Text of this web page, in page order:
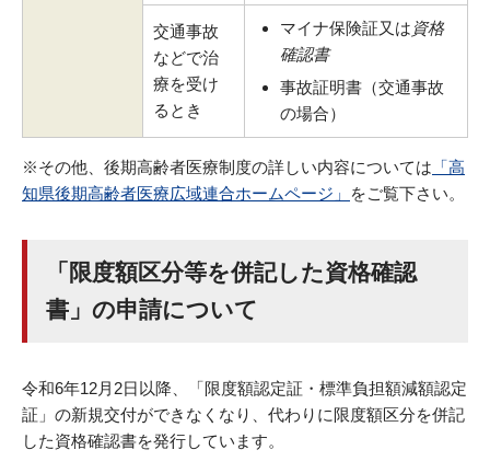
交通事故
などで治
療を受け
るとき
マイナ保険証又は 資格
確認書
事故証明書（交通事故
の場合）
※その他、後期高齢者医療制度の詳しい内容については 「高
知県後期高齢者医療広域連合ホームページ」
をご覧下さい。
「限度額区分等を併記した資格確認
書」の申請について
令和6年12月2日以降、「限度額認定証・標準負担額減額認定
証」の新規交付ができなくなり、代わりに限度額区分を併記
した資格確認書を発行しています。